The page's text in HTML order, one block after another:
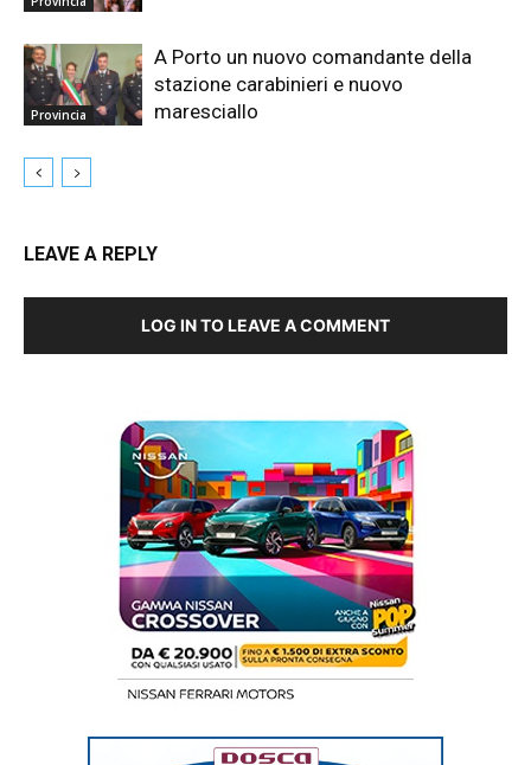
Provincia
A Porto un nuovo comandante della
stazione carabinieri e nuovo
maresciallo
LEAVE A REPLY
LOG IN TO LEAVE A COMMENT